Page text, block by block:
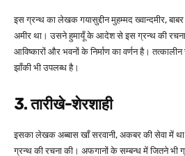
इस ग्रन्थ का लेखक गयासुद्दीन मुहम्मद ख्वान्दमीर,
अमीर था। उसने हुमायूँ के आदेश से इस ग्रन्थ की
आविष्कारों और भवनों के निर्माण का वर्णन है।
झाँकी भी उपलब्ध है।
3. तारीखे-शेरशाही
इसका लेखक अब्बास खाँ सरवानी, अकबर की सेवा
ग्रन्थ की रचना की। अफगानों के सम्बन्ध में जितने भी